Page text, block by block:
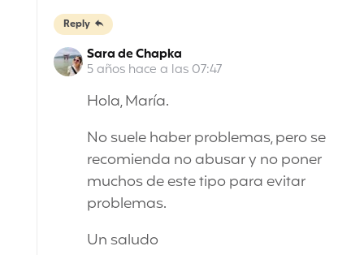
Reply
Sara de Chapka
5 años hace a las 07:47
Hola, María.
No suele haber problemas, pero se
recomienda no abusar y no poner
muchos de este tipo para evitar
problemas.
Un saludo